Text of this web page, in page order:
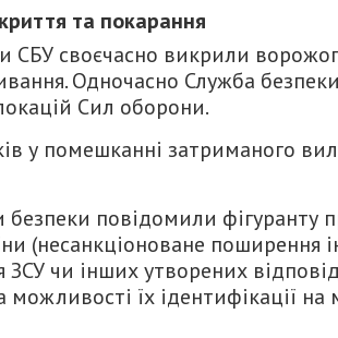
та покарання
СБУ своєчасно викрили
Одночасно Служба
Сил оборони.
у помешканні затриманого
безпеки повідомили фігуранту
(несанкціоноване поширення
ЗСУ чи інших утворених
їх ідентифікації